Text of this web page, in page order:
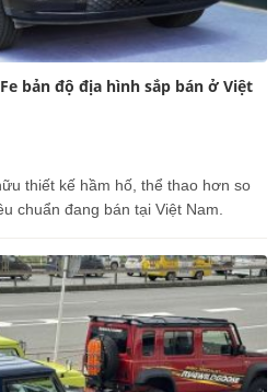
bản độ địa hình sắp bán ở Việt
thiết kế hầm hố, thể thao hơn so
chuẩn đang bán tại Việt Nam.